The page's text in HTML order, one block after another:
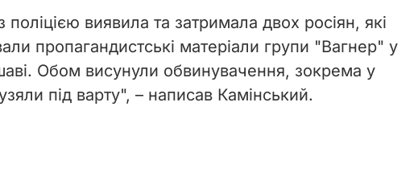
i
d
поліцією виявила та затримала двох росіян, які
пропагандистські матеріали групи "Вагнер" у
Обом висунули обвинувачення, зокрема у
під варту", – написав Камінський.